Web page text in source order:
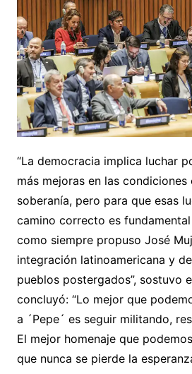
“La democracia implica luchar
más mejoras en las
soberanía, pero para que esas
camino correcto es
como siempre propuso José
integración latinoamericana y
pueblos postergados”, sostuvo
concluyó: “Lo mejor que
a ´Pepe´ es seguir militando,
El mejor homenaje que
que nunca se pierde la